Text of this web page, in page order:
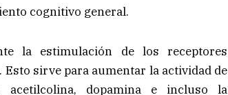
cognitivo general.
la estimulación de los receptores
sirve para aumentar la actividad de
acetilcolina, dopamina e incluso la